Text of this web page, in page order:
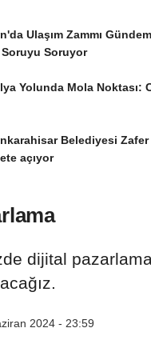
Ulaşım Zammı
Soruyu Soruyor
Yolunda Mola Noktası:
Belediyesi Zafer
açıyor
dijital
2024 - 23:59